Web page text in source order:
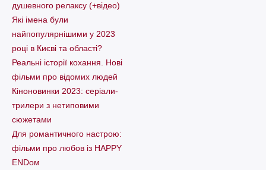
душевного релаксу (+відео)
Які імена були
найпопулярнішими у 2023
році в Києві та області?
Реальні історії кохання. Нові
фільми про відомих людей
Кіноновинки 2023: серіали-
трилери з нетиповими
сюжетами
Для романтичного настрою:
фільми про любов із HAPPY
ENDом